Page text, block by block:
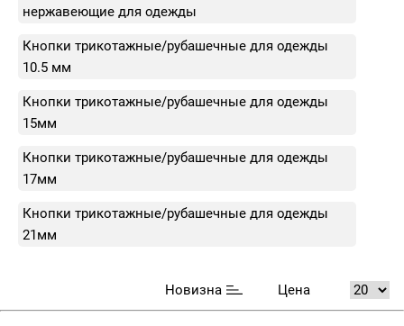
нержавеющие для одежды
Кнопки трикотажные/рубашечные для одежды
10.5 мм
Кнопки трикотажные/рубашечные для одежды
15мм
Кнопки трикотажные/рубашечные для одежды
17мм
Кнопки трикотажные/рубашечные для одежды
21мм
Новизна Цена